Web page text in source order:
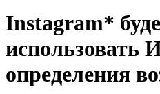
Instagram*
использовать
определения